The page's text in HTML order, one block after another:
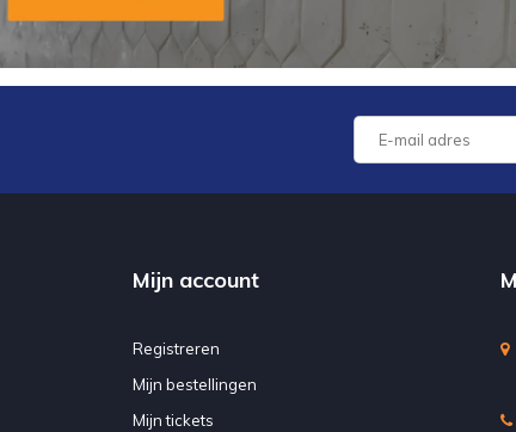
Mijn account
Registreren
Mijn bestellingen
Mijn tickets